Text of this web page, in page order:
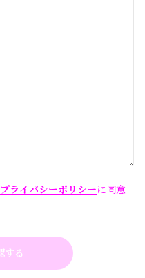
プライバシーポリシーに同意